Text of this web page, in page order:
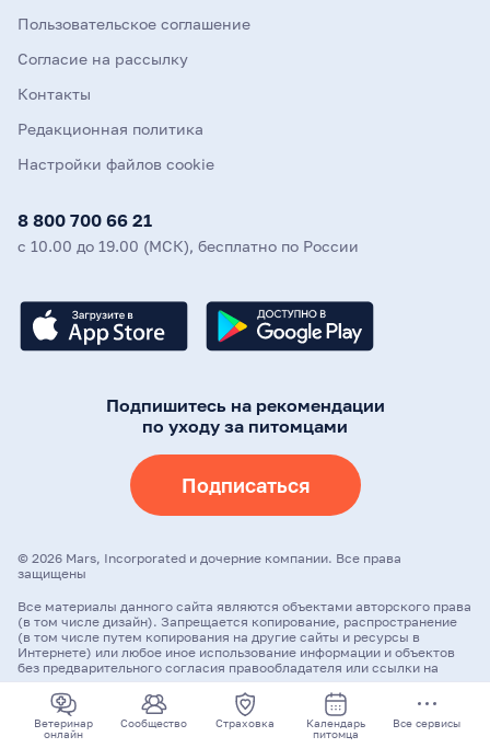
Ветеринар
онлайн
Сообщество Страховка
Календарь
питомца
Все сервисы
Пользовательское соглашение
Согласие на рассылку
Контакты
Редакционная политика
Настройки файлов cookie
8 800 700 66 21
с 10.00 до 19.00 (МСК), бесплатно по России
Подпишитесь на рекомендации
по уходу за питомцами
Подписаться
© 2026 Mars, Incorporated и дочерние компании. Все права
защищены
Все материалы данного сайта являются объектами авторского права
(в том числе дизайн). Запрещается копирование, распространение
(в том числе путем копирования на другие сайты и ресурсы в
Интернете) или любое иное использование информации и объектов
без предварительного согласия правообладателя или ссылки на
адрес первоисточника.